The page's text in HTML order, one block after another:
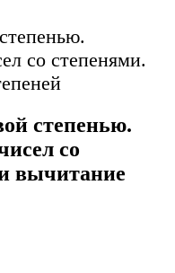
со степенями.
степенью.
со
вычитание